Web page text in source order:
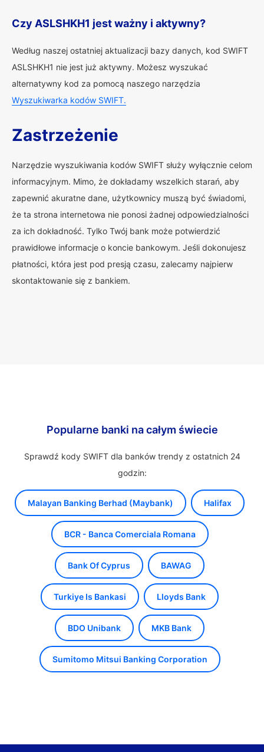
Czy ASLSHKH1 jest ważny i aktywny?
Według naszej ostatniej aktualizacji bazy danych, kod SWIFT
ASLSHKH1 nie jest już aktywny. Możesz wyszukać
alternatywny kod za pomocą naszego narzędzia
Wyszukiwarka kodów SWIFT.
Zastrzeżenie
Narzędzie wyszukiwania kodów SWIFT służy wyłącznie celom
informacyjnym. Mimo, że dokładamy wszelkich starań, aby
zapewnić akuratne dane, użytkownicy muszą być świadomi,
że ta strona internetowa nie ponosi żadnej odpowiedzialności
za ich dokładność. Tylko Twój bank może potwierdzić
prawidłowe informacje o koncie bankowym. Jeśli dokonujesz
płatności, która jest pod presją czasu, zalecamy najpierw
skontaktowanie się z bankiem.
Popularne banki na całym świecie
Sprawdź kody SWIFT dla banków trendy z ostatnich 24
godzin:
Malayan Banking Berhad (Maybank) Halifax
BCR - Banca Comerciala Romana
Bank Of Cyprus BAWAG
Turkiye Is Bankasi Lloyds Bank
BDO Unibank MKB Bank
Sumitomo Mitsui Banking Corporation